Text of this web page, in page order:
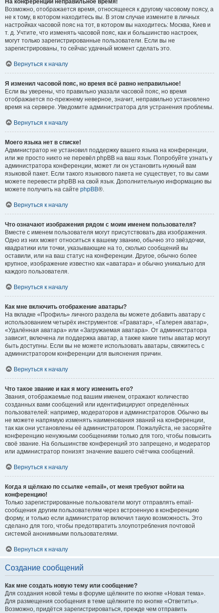
На конференции неправильное время!
Возможно, отображается время, относящееся к другому часовому поясу, а
не к тому, в котором находитесь вы. В этом случае измените в личных
настройках часовой пояс на тот, в котором вы находитесь: Москва, Киев и
т. д. Учтите, что изменять часовой пояс, как и большинство настроек,
могут только зарегистрированные пользователи. Если вы не
зарегистрированы, то сейчас удачный момент сделать это.
Вернуться к началу
Я изменил часовой пояс, но время всё равно неправильное!
Если вы уверены, что правильно указали часовой пояс, но время
отображается по-прежнему неверное, значит, неправильно установлено
время на сервере. Уведомите администратора для устранения проблемы.
Вернуться к началу
Моего языка нет в списке!
Администратор не установил поддержку вашего языка на конференции,
или же просто никто не перевёл phpBB на ваш язык. Попробуйте узнать у
администратора конференции, может ли он установить нужный вам
языковой пакет. Если такого языкового пакета не существует, то вы сами
можете перевести phpBB на свой язык. Дополнительную информацию вы
можете получить на сайте phpBB®.
Вернуться к началу
Что означают изображения рядом с моим именем пользователя?
Вместе с именем пользователя могут присутствовать два изображения.
Одно из них может относиться к вашему званию, обычно это звёздочки,
квадратики или точки, указывающие на то, сколько сообщений вы
оставили, или на ваш статус на конференции. Другое, обычно более
крупное, изображение известно как «аватара» и обычно уникально для
каждого пользователя.
Вернуться к началу
Как мне включить отображение аватары?
На вкладке «Профиль» личного раздела вы можете добавить аватару с
использованием четырёх инструментов: «Граватар», «Галерея аватар»,
«Удалённая аватара» или «Загружаемая аватара». От администратора
зависит, включена ли поддержка аватар, а также какие типы аватар могут
быть доступны. Если вы не можете использовать аватары, свяжитесь с
администратором конференции для выяснения причин.
Вернуться к началу
Что такое звание и как я могу изменить его?
Звания, отображаемые под вашим именем, отражают количество
созданных вами сообщений или идентифицируют определённых
пользователей: например, модераторов и администраторов. Обычно вы
не можете напрямую изменять наименования званий на конференции,
так как они установлены её администратором. Пожалуйста, не засоряйте
конференцию ненужными сообщениями только для того, чтобы повысить
своё звание. На большинстве конференций это запрещено, и модератор
или администратор понизят значение вашего счётчика сообщений.
Вернуться к началу
Когда я щёлкаю по ссылке «email», от меня требуют войти на
конференцию!
Только зарегистрированные пользователи могут отправлять email-
сообщения другим пользователям через встроенную в конференцию
форму, и только если администратор включил такую возможность. Это
сделано для того, чтобы предотвратить злоупотребления почтовой
системой анонимными пользователями.
Вернуться к началу
Создание сообщений
Как мне создать новую тему или сообщение?
Для создания новой темы в форуме щёлкните по кнопке «Новая тема».
Для размещения сообщения в теме щёлкните по кнопке «Ответить».
Возможно, придётся зарегистрироваться, прежде чем отправить